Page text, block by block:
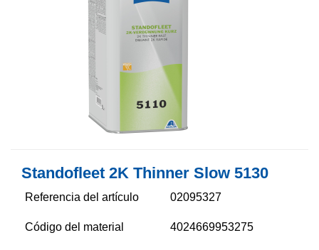
Standofleet 2K Thinner Slow 5130​
Referencia del artículo 02095327
Código del material 4024669953275